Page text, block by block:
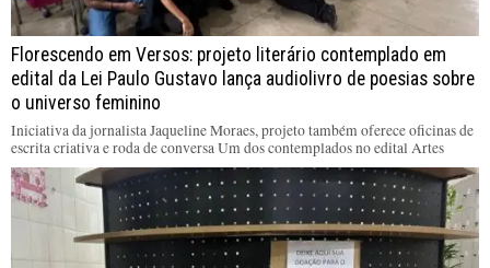
Florescendo em Versos: projeto literário contemplado em
edital da Lei Paulo Gustavo lança audiolivro de poesias sobre
o universo feminino
Iniciativa da jornalista Jaqueline Moraes, projeto também oferece oficinas de
escrita criativa e roda de conversa Um dos contemplados no edital Artes